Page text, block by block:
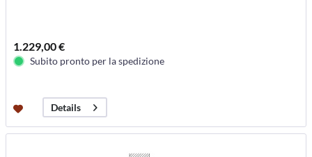
1.229,00 €
Subito pronto per la spedizione
Details